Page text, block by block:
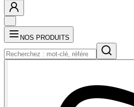
NOS PRODUITS